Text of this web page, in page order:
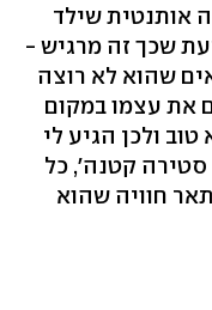
אותנטית שילד
שכך זה מרגיש -
שהוא לא רוצה
את עצמו במקום
ולכן הגיע לי
סטירה קטנה', כל
חוויה שהוא